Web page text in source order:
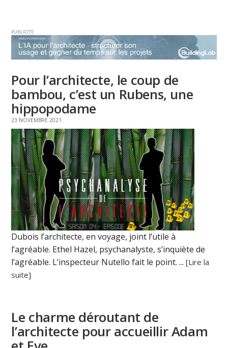
PUBLICITE
Pour l’architecte, le coup de
bambou, c’est un Rubens, une
hippopodame
23 NOVEMBRE 2021
Dubois l’architecte, en voyage, joint l’utile à
l’agréable. Ethel Hazel, psychanalyste, s’inquiète de
l’agréable. L’inspecteur Nutello fait le point. ...[Lire la
suite]
Le charme déroutant de
l’architecte pour accueillir Adam